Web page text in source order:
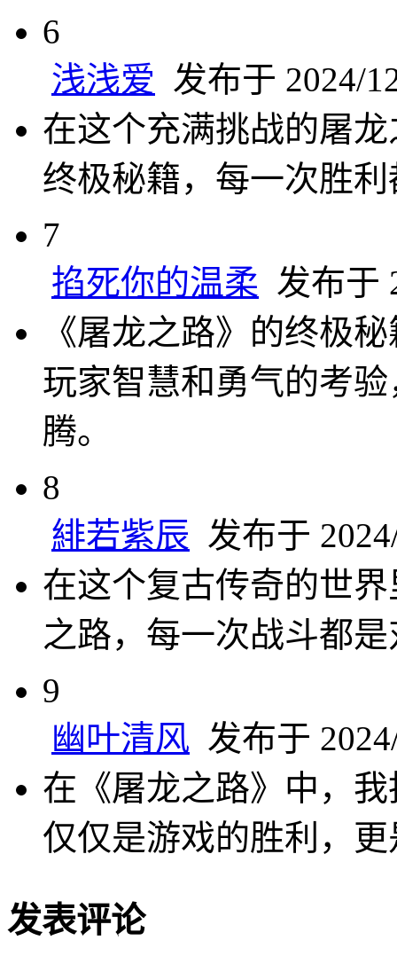
6
浅浅爱 发布于 2024/
在这个充满挑战的屠
终极秘籍，每一次胜
7
掐死你的温柔 发布于
《屠龙之路》的终极
玩家智慧和勇气的考
腾。
8
緋若紫辰 发布于
在这个复古传奇的世
之路，每一次战斗都
9
幽叶清风 发布于
在《屠龙之路》中，
仅仅是游戏的胜利，
发表评论